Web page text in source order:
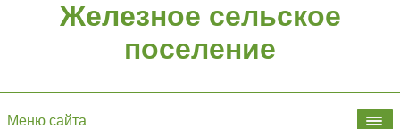
Железное сельское
поселение
Меню сайта